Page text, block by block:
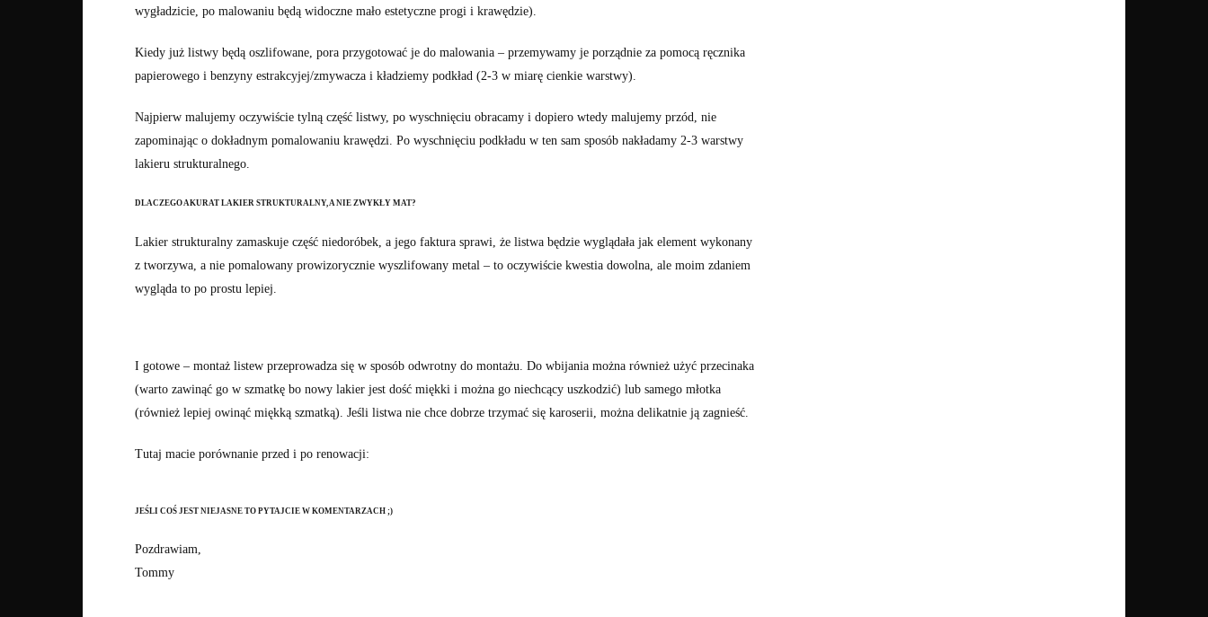
wygładzicie, po malowaniu będą widoczne mało estetyczne progi i krawędzie).
Kiedy już listwy będą oszlifowane, pora przygotować je do malowania – przemywamy je porządnie za pomocą ręcznika
papierowego i benzyny estrakcyjej/zmywacza i kładziemy podkład (2-3 w miarę cienkie warstwy).
Najpierw malujemy oczywiście tylną część listwy, po wyschnięciu obracamy i dopiero wtedy malujemy przód, nie
zapominając o dokładnym pomalowaniu krawędzi. Po wyschnięciu podkładu w ten sam sposób nakładamy 2-3 warstwy
lakieru strukturalnego.
DLACZEGO AKURAT LAKIER STRUKTURALNY, A NIE ZWYKŁY MAT?
Lakier strukturalny zamaskuje część niedoróbek, a jego faktura sprawi, że listwa będzie wyglądała jak element wykonany
z tworzywa, a nie pomalowany prowizorycznie wyszlifowany metal – to oczywiście kwestia dowolna, ale moim zdaniem
wygląda to po prostu lepiej.
I gotowe – montaż listew przeprowadza się w sposób odwrotny do montażu. Do wbijania można również użyć przecinaka
(warto zawinąć go w szmatkę bo nowy lakier jest dość miękki i można go niechcący uszkodzić) lub samego młotka
(również lepiej owinąć miękką szmatką). Jeśli listwa nie chce dobrze trzymać się karoserii, można delikatnie ją zagnieść.
Tutaj macie porównanie przed i po renowacji:
JEŚLI COŚ JEST NIEJASNE TO PYTAJCIE W KOMENTARZACH ;)
Pozdrawiam,
Tommy